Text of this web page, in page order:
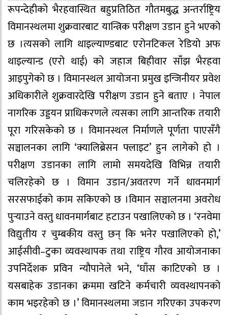
रूपन्देहीको भैरहवास्थित बहुप्रतिठित गौतमबुद्ध अन्तर्राष्ट्रिय
विमानस्थलमा शुक्रवारबाट यान्त्रिक परीक्षण उडान हुने भएको
छ ।त्यसको लागि थाइल्याण्डबाट एरोनटिकल रेडियो अफ
थाइल्यान्ड (एरो थाई) को जहाज बिहीवार साँझ भैरहवा
आइपुगेको छ । विमानस्थल आयोजना प्रमुख इन्जिनीयर प्रवेश
अधिकारीले शुक्रवारदेखि परीक्षण उडान हुने बताए । नेपाल
नागरिक उड्डयन प्राधिकरणले त्यसका लागि आन्तरिक तयारी
पूरा गरिसकेको छ । विमानस्थल निर्माणले पूर्णता पाएसँगै
सञ्चालनका लागि ‘क्यालिब्रेसन फ्लाइट’ हुन लागेको हो ।
परीक्षण उडानका लागि लामो समयदेखि विभिन्न तयारी
चलिरहेको छ । विमान उडान/अवतरण गर्ने धावनमार्ग
सरसफाईको काम सकिएको छ ।विमान सञ्चालनमा अवरोध
पुर्‍याउने वस्तु धावनमार्गबाट हटाउन पखालिएको छ । ‘रनवेमा
विद्युतीय र चुम्बकीय वस्तु छन् कि भनेर पखालिएको हो,’
आईसीवी–टुका व्यवस्थापक तथा राष्ट्रिय गौरव आयोजनाका
उपनिर्देशक प्रविन न्यौपानेले भने, ‘घाँस काटिएको छ ।
यसबाहेक उडानका क्रममा खटिने कर्मचारी व्यवस्थापनको
काम भइरहेको छ ।’ विमानस्थलमा जडान गरिएका उपकरण